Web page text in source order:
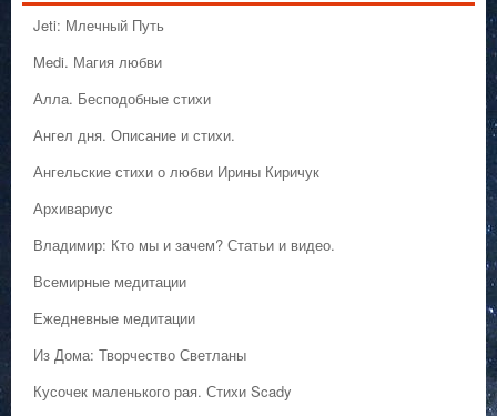
Jeti: Млечный Путь
Medi. Магия любви
Алла. Бесподобные стихи
Ангел дня. Описание и стихи.
Ангельские стихи о любви Ирины Киричук
Архивариус
Владимир: Кто мы и зачем? Статьи и видео.
Всемирные медитации
Ежедневные медитации
Из Дома: Творчество Светланы
Кусочек маленького рая. Стихи Scady